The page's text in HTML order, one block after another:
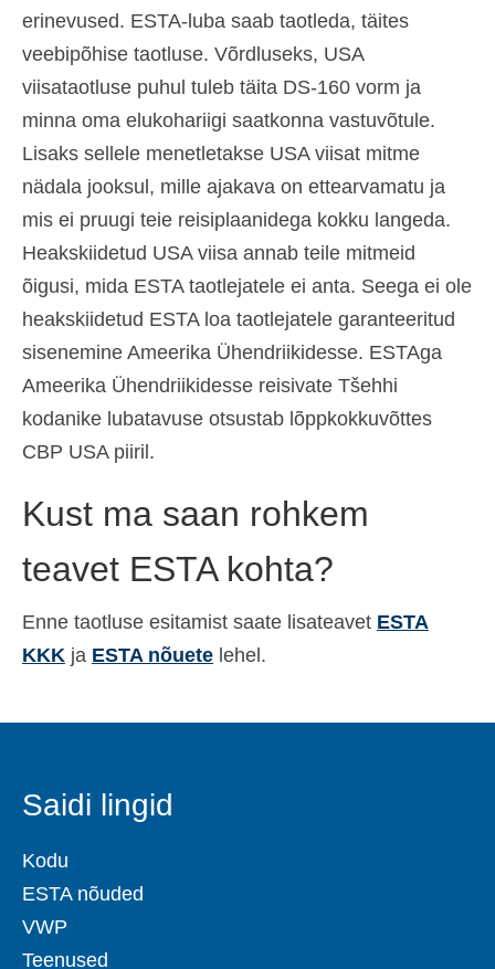
erinevused. ESTA-luba saab taotleda, täites
veebipõhise taotluse. Võrdluseks, USA
viisataotluse puhul tuleb täita DS-160 vorm ja
minna oma elukohariigi saatkonna vastuvõtule.
Lisaks sellele menetletakse USA viisat mitme
nädala jooksul, mille ajakava on ettearvamatu ja
mis ei pruugi teie reisiplaanidega kokku langeda.
Heakskiidetud USA viisa annab teile mitmeid
õigusi, mida ESTA taotlejatele ei anta. Seega ei ole
heakskiidetud ESTA loa taotlejatele garanteeritud
sisenemine Ameerika Ühendriikidesse. ESTAga
Ameerika Ühendriikidesse reisivate Tšehhi
kodanike lubatavuse otsustab lõppkokkuvõttes
CBP USA piiril.
Kust ma saan rohkem
teavet ESTA kohta?
Enne taotluse esitamist saate lisateavet ESTA
KKK ja ESTA nõuete lehel.
Saidi lingid
Kodu
ESTA nõuded
VWP
Teenused